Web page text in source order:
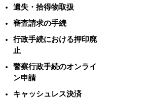
遺失・拾得物取扱
審査請求の手続
行政手続における押印廃
止
警察行政手続のオンライ
ン申請
キャッシュレス決済